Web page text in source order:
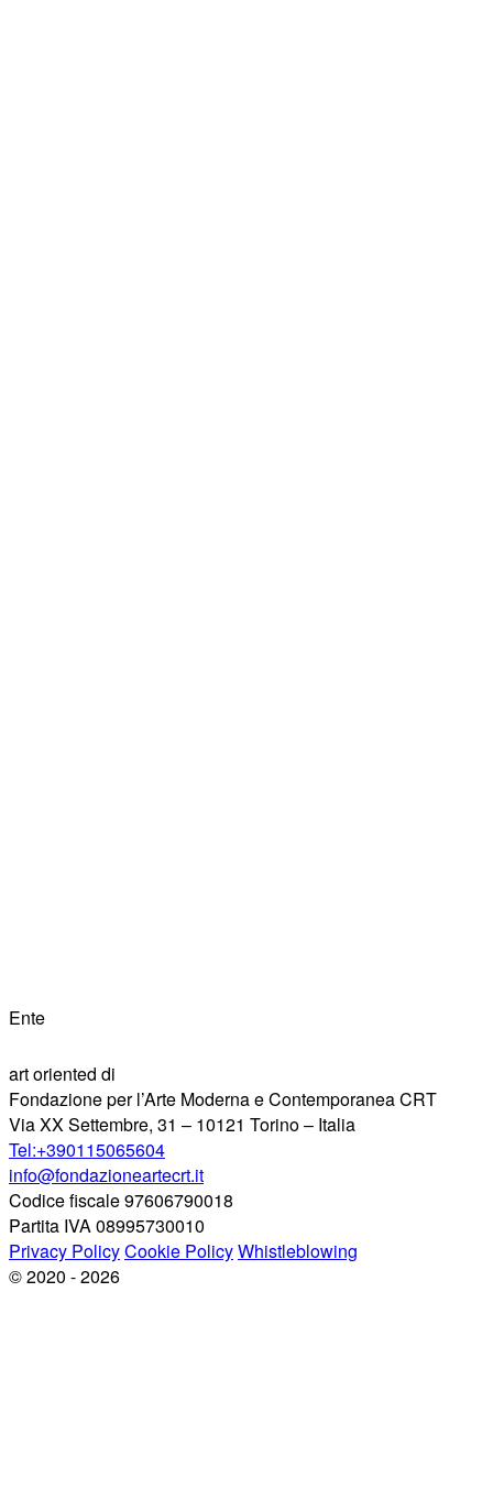
Ente
art oriented di
Fondazione per l’Arte Moderna e Contemporanea CRT
Via XX Settembre, 31 – 10121 Torino – Italia
Tel:+390115065604
info@fondazioneartecrt.it
Codice fiscale 97606790018
Partita IVA 08995730010
Privacy PolicyCookie PolicyWhistleblowing
© 2020 - 2026